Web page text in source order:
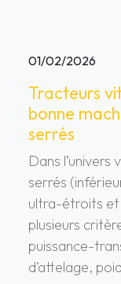
01/02/2026
Tracteurs
bonne
serrés
Dans
serrés
ultra-étroits et
plusieurs
puissance-
d’attelage,